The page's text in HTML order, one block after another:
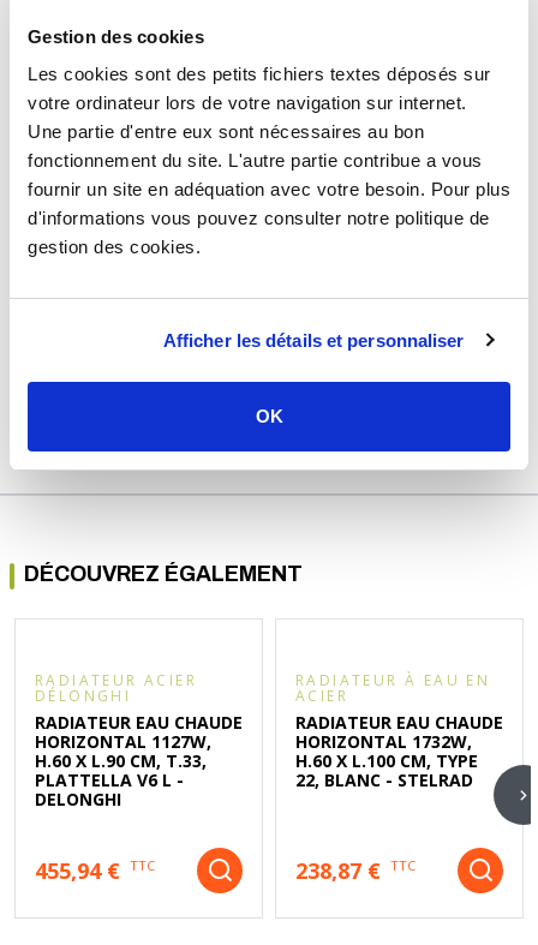
Gestion des cookies
Les cookies sont des petits fichiers textes déposés sur
votre ordinateur lors de votre navigation sur internet.
Une partie d'entre eux sont nécessaires au bon
fonctionnement du site. L'autre partie contribue a vous
fournir un site en adéquation avec votre besoin. Pour plus
d'informations vous pouvez consulter notre politique de
gestion des cookies.
Afficher les détails et personnaliser
OK
électrique:
- Pièce de 15 m² : entre 1 050 et 1 500 W
- Pièce de 20 m² : entre 1 400 et 2 000 W
- Pièce de 30 m² : entre 2 100 et 3 000 W
Type de produit Radiateur
Chauffage
Marque Atlantic
Matière Aluminium
Dimension
Garantie
DÉCOUVREZ ÉGALEMENT
RADIATEUR ACIER
DÉLONGHI
RADIATEUR EAU CHAUDE
HORIZONTAL 1127W,
H.60 X L.90 CM, T.33,
PLATTELLA V6 L -
DELONGHI
455,94 € TTC
RADIATEUR À EAU EN
ACIER
RADIATEUR EAU CHAUDE
HORIZONTAL 1732W,
H.60 X L.100 CM, TYPE
22, BLANC - STELRAD
238,87 € TTC